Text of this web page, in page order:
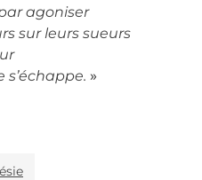
agoniser
sur leurs sueurs
»